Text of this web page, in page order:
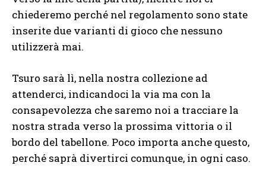
chiederemo perché nel regolamento sono state
inserite due varianti di gioco che nessuno
utilizzerà mai.
Tsuro sarà lì, nella nostra collezione ad
attenderci, indicandoci la via ma con la
consapevolezza che saremo noi a tracciare la
nostra strada verso la prossima vittoria o il
bordo del tabellone. Poco importa anche questo,
perché saprà divertirci comunque, in ogni caso.